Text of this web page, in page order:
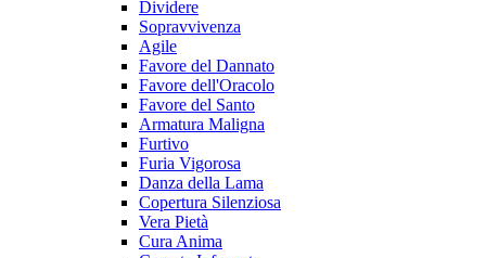
Dividere
Sopravvivenza
Agile
Favore del Dannato
Favore dell'Oracolo
Favore del Santo
Armatura Maligna
Furtivo
Furia Vigorosa
Danza della Lama
Copertura Silenziosa
Vera Pietà
Cura Anima